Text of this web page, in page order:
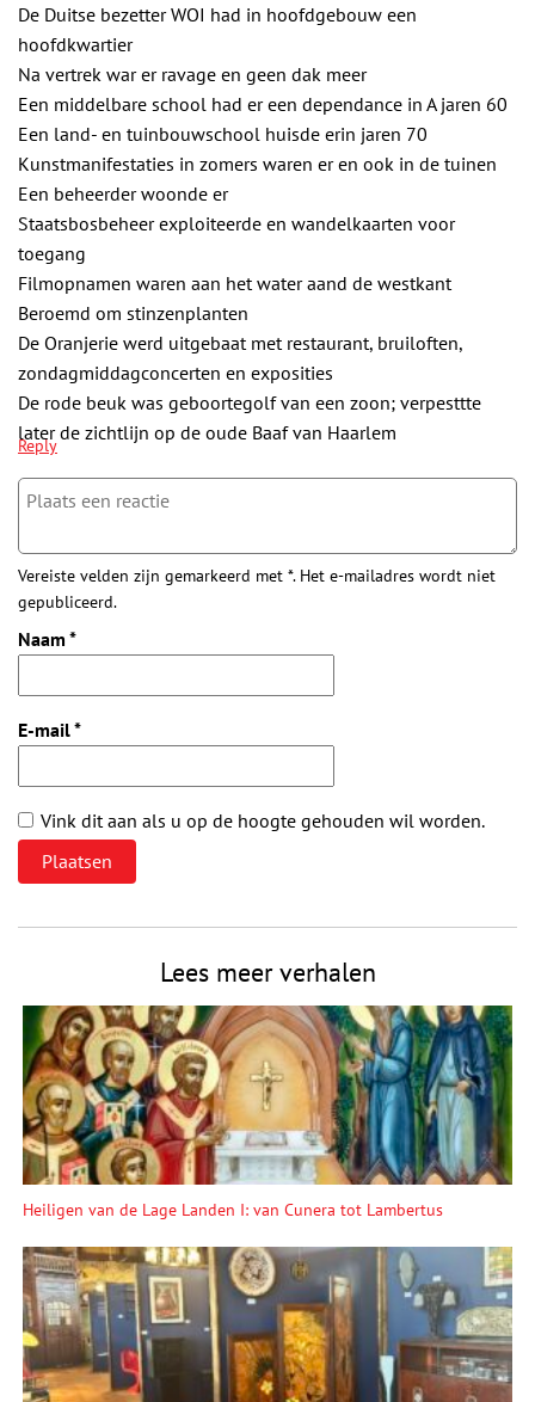
De Duitse bezetter WOI had in hoofdgebouw een
hoofdkwartier
Na vertrek war er ravage en geen dak meer
Een middelbare school had er een dependance in A jaren 60
Een land- en tuinbouwschool huisde erin jaren 70
Kunstmanifestaties in zomers waren er en ook in de tuinen
Een beheerder woonde er
Staatsbosbeheer exploiteerde en wandelkaarten voor
toegang
Filmopnamen waren aan het water aand de westkant
Beroemd om stinzenplanten
De Oranjerie werd uitgebaat met restaurant, bruiloften,
zondagmiddagconcerten en exposities
De rode beuk was geboortegolf van een zoon; verpesttte
later de zichtlijn op de oude Baaf van Haarlem
Reply
Vereiste velden zijn gemarkeerd met *. Het e-mailadres wordt niet
gepubliceerd.
Naam *
E-mail*
Vink dit aan als u op de hoogte gehouden wil worden.
Lees meer verhalen
Heiligen van de Lage Landen I: van Cunera tot Lambertus